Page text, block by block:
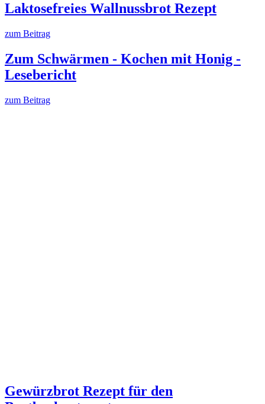
Laktosefreies Wallnussbrot Rezept
zum Beitrag
Zum Schwärmen - Kochen mit Honig -
Lesebericht
zum Beitrag
Gewürzbrot Rezept für den